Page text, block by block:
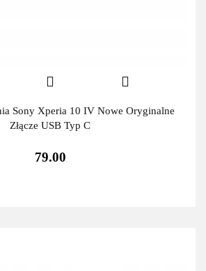
Sony Xperia 10 IV Nowe Oryginalne
Złącze USB Typ C
79.00